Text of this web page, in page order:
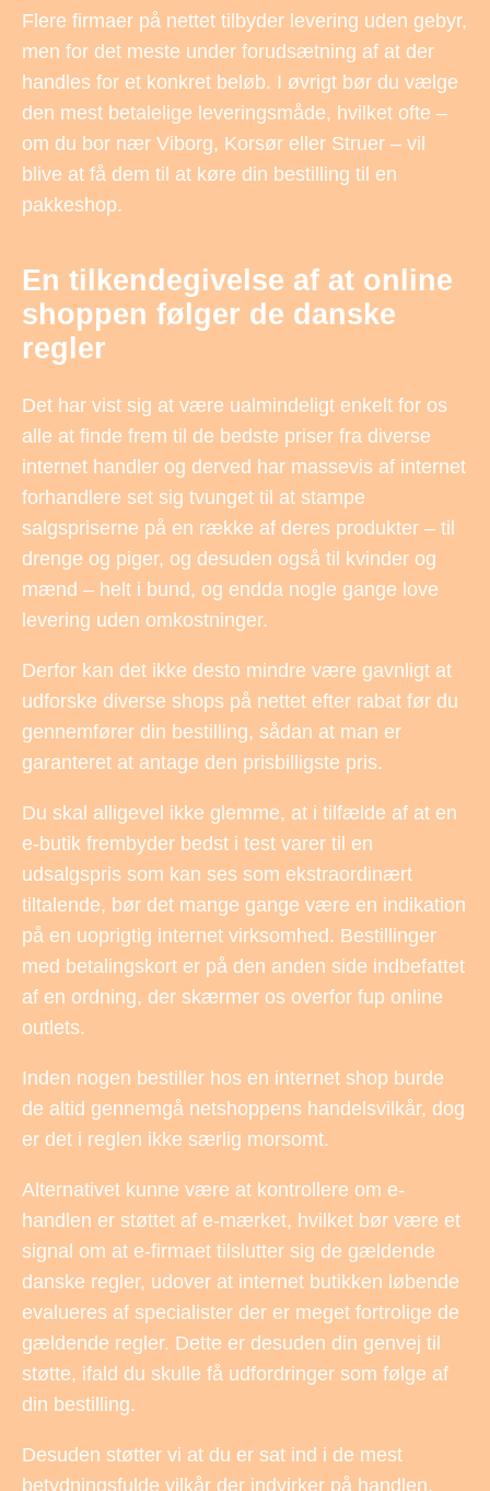
Flere firmaer på nettet tilbyder levering uden gebyr,
men for det meste under forudsætning af at der
handles for et konkret beløb. I øvrigt bør du vælge
den mest betalelige leveringsmåde, hvilket ofte –
om du bor nær Viborg, Korsør eller Struer – vil
blive at få dem til at køre din bestilling til en
pakkeshop.
En tilkendegivelse af at online
shoppen følger de danske
regler
Det har vist sig at være ualmindeligt enkelt for os
alle at finde frem til de bedste priser fra diverse
internet handler og derved har massevis af internet
forhandlere set sig tvunget til at stampe
salgspriserne på en række af deres produkter – til
drenge og piger, og desuden også til kvinder og
mænd – helt i bund, og endda nogle gange love
levering uden omkostninger.
Derfor kan det ikke desto mindre være gavnligt at
udforske diverse shops på nettet efter rabat før du
gennemfører din bestilling, sådan at man er
garanteret at antage den prisbilligste pris.
Du skal alligevel ikke glemme, at i tilfælde af at en
e-butik frembyder bedst i test varer til en
udsalgspris som kan ses som ekstraordinært
tiltalende, bør det mange gange være en indikation
på en uoprigtig internet virksomhed. Bestillinger
med betalingskort er på den anden side indbefattet
af en ordning, der skærmer os overfor fup online
outlets.
Inden nogen bestiller hos en internet shop burde
de altid gennemgå netshoppens handelsvilkår, dog
er det i reglen ikke særlig morsomt.
Alternativet kunne være at kontrollere om e-
handlen er støttet af e-mærket, hvilket bør være et
signal om at e-firmaet tilslutter sig de gældende
danske regler, udover at internet butikken løbende
evalueres af specialister der er meget fortrolige de
gældende regler. Dette er desuden din genvej til
støtte, ifald du skulle få udfordringer som følge af
din bestilling.
Desuden støtter vi at du er sat ind i de mest
betydningsfulde vilkår der indvirker på handlen,